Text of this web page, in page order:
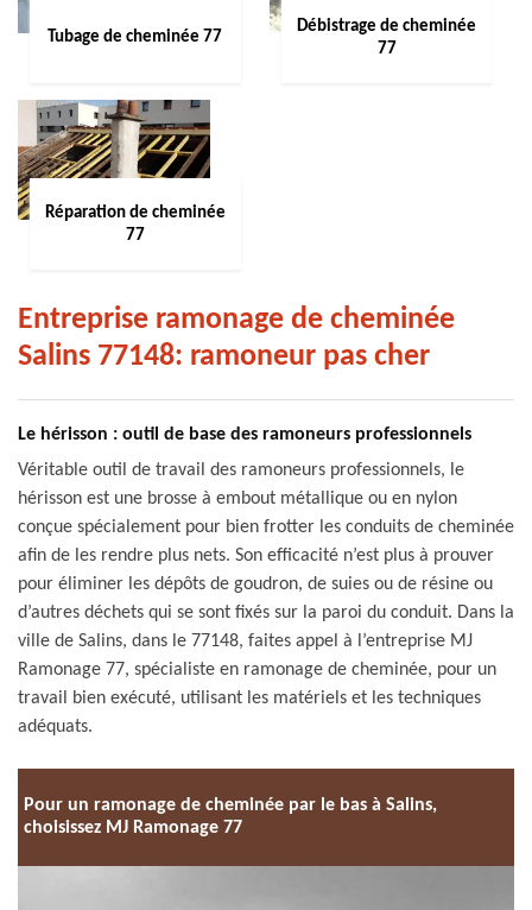
Tubage de cheminée 77
Débistrage de cheminée
77
Réparation de cheminée
77
Entreprise ramonage de cheminée
Salins 77148: ramoneur pas cher
Le hérisson : outil de base des ramoneurs professionnels
Véritable outil de travail des ramoneurs professionnels, le
hérisson est une brosse à embout métallique ou en nylon
conçue spécialement pour bien frotter les conduits de cheminée
afin de les rendre plus nets. Son efficacité n’est plus à prouver
pour éliminer les dépôts de goudron, de suies ou de résine ou
d’autres déchets qui se sont fixés sur la paroi du conduit. Dans la
ville de Salins, dans le 77148, faites appel à l’entreprise MJ
Ramonage 77, spécialiste en ramonage de cheminée, pour un
travail bien exécuté, utilisant les matériels et les techniques
adéquats.
Pour un ramonage de cheminée par le bas à Salins,
choisissez MJ Ramonage 77